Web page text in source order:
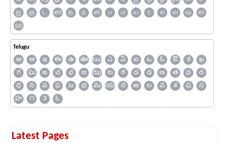
ஜ
ஞ ட ண த ந ன ப ம ய ர ல வ ஷ
ஸ
ஹ
Telugu
అ ఆ ఇ ఈ ఉ ఊ ఋ ఎ ఏ ఐ ఒ ఓ ఔ క
ఖ
గ
ఘ ఙ చ ఛ జ ఝ ట ఠ డ ఢ ణ త థ
ద
ధ
న ప ఫ బ భ మ య ర ఱ ల వ శ ష
స
హ
౧ ౩ ౬
Latest Pages